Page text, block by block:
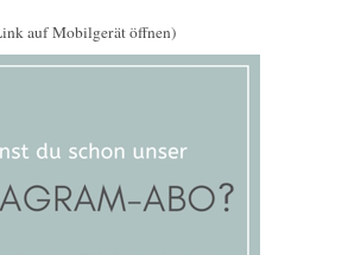
auf Mobilgerät öffnen)